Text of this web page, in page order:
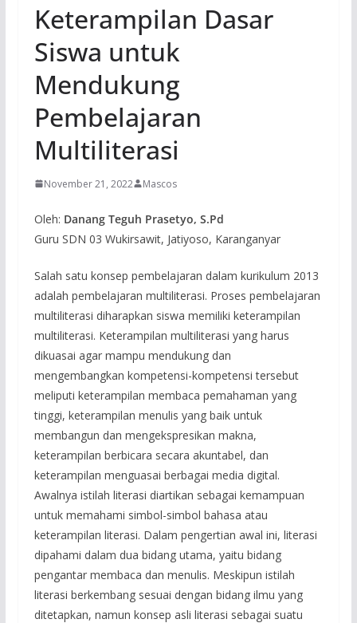
Keterampilan Dasar
Siswa untuk
Mendukung
Pembelajaran
Multiliterasi
November 21, 2022 Mascos
Oleh: Danang Teguh Prasetyo, S.Pd
Guru SDN 03 Wukirsawit, Jatiyoso, Karanganyar
Salah satu konsep pembelajaran dalam kurikulum 2013
adalah pembelajaran multiliterasi. Proses pembelajaran
multiliterasi diharapkan siswa memiliki keterampilan
multiliterasi. Keterampilan multiliterasi yang harus
dikuasai agar mampu mendukung dan
mengembangkan kompetensi-kompetensi tersebut
meliputi keterampilan membaca pemahaman yang
tinggi, keterampilan menulis yang baik untuk
membangun dan mengekspresikan makna,
keterampilan berbicara secara akuntabel, dan
keterampilan menguasai berbagai media digital.
Awalnya istilah literasi diartikan sebagai kemampuan
untuk memahami simbol-simbol bahasa atau
keterampilan literasi. Dalam pengertian awal ini, literasi
dipahami dalam dua bidang utama, yaitu bidang
pengantar membaca dan menulis. Meskipun istilah
literasi berkembang sesuai dengan bidang ilmu yang
ditetapkan, namun konsep asli literasi sebagai suatu